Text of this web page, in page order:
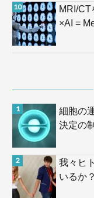
MRI/
×AI =
細胞の
決定の
我々ヒ
いるか